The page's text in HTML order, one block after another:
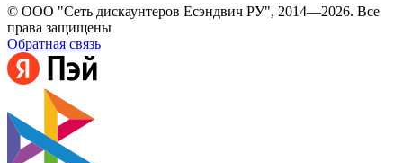
© ООО "Сеть дискаунтеров Есэндвич РУ", 2014—2026. Все
права защищены
Обратная связь